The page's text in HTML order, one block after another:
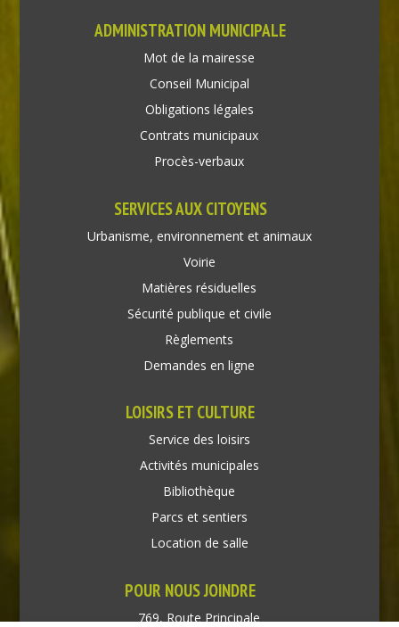
ADMINISTRATION MUNICIPALE
Mot de la mairesse
Conseil Municipal
Obligations légales
Contrats municipaux
Procès-verbaux
SERVICES AUX CITOYENS
Urbanisme, environnement et animaux
Voirie
Matières résiduelles
Sécurité publique et civile
Règlements
Demandes en ligne
LOISIRS ET CULTURE
Service des loisirs
Activités municipales
Bibliothèque
Parcs et sentiers
Location de salle
POUR NOUS JOINDRE
769, Route Principale